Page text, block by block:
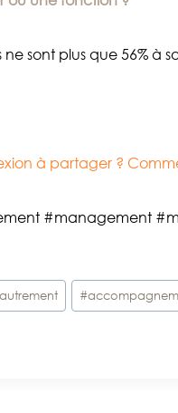
ne sont plus que 56%
à partager ?
#management
#